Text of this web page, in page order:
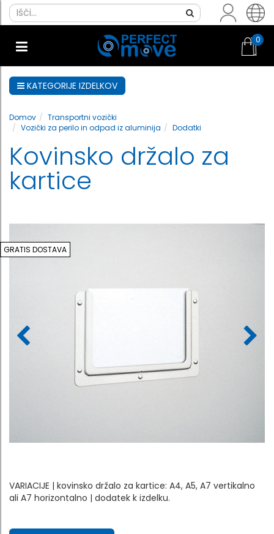
0
KATEGORIJE IZDELKOV
Domov
Transportni vozički
Vozički za perilo in odpad iz aluminija
Dodatki
Kovinsko držalo za
kartice
GRATIS DOSTAVA
VARIACIJE | kovinsko držalo za kartice: A4, A5, A7 vertikalno
ali A7 horizontalno | dodatek k izdelku.